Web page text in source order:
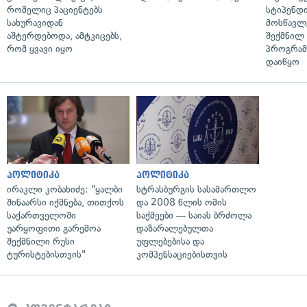
რომელიც პაციენტებს
სახურავიდან
აშტერდებოდა, ამტკიცებს,
რომ ყვავი იყო
დაიწყო
პოლიტიკა
ირაკლი კობახიძე: "ყალბი
შინაარსი იქმნება, თითქოს
საქართველოში
უარყოფითი გარემოა
შექმნილი რუსი
ტურისტებისთვის"
პოლიტიკა
სტრასბურგის სასამართლო
და 2008 წლის ომის
საქმეები — საიას ბრძოლა
დაზარალებულთა
უფლებებისა და
კომპენსაციებისთვის